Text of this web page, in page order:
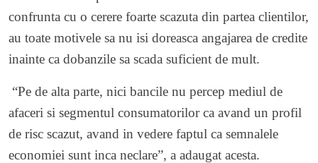
confrunta cu o cerere foarte scazuta din partea clientilor,
au toate motivele sa nu isi doreasca angajarea de credite
inainte ca dobanzile sa scada suficient de mult.
“Pe de alta parte, nici bancile nu percep mediul de
afaceri si segmentul consumatorilor ca avand un profil
de risc scazut, avand in vedere faptul ca semnalele
economiei sunt inca neclare”, a adaugat acesta.